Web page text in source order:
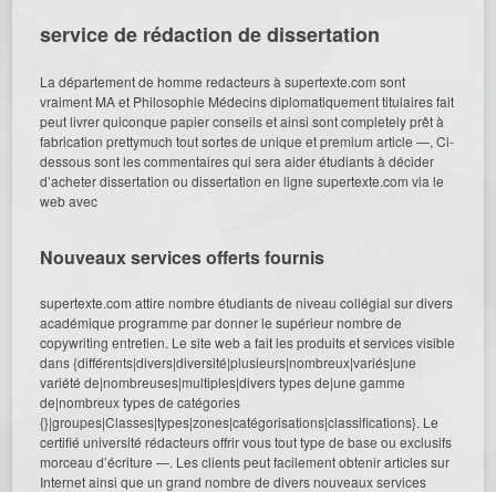
service de rédaction de dissertation
La département de homme redacteurs à supertexte.com sont
vraiment MA et Philosophie Médecins diplomatiquement titulaires fait
peut livrer quiconque papier conseils et ainsi sont completely prêt à
fabrication prettymuch tout sortes de unique et premium article —, Ci-
dessous sont les commentaires qui sera aider étudiants à décider
d’acheter dissertation ou dissertation en ligne supertexte.com via le
web avec
Nouveaux services offerts fournis
supertexte.com attire nombre étudiants de niveau collégial sur divers
académique programme par donner le supérieur nombre de
copywriting entretien. Le site web a fait les produits et services visible
dans {différents|divers|diversité|plusieurs|nombreux|variés|une
variété de|nombreuses|multiples|divers types de|une gamme
de|nombreux types de catégories
{}|groupes|Classes|types|zones|catégorisations|classifications}. Le
certifié université rédacteurs offrir vous tout type de base ou exclusifs
morceau d’écriture —. Les clients peut facilement obtenir articles sur
Internet ainsi que un grand nombre de divers nouveaux services